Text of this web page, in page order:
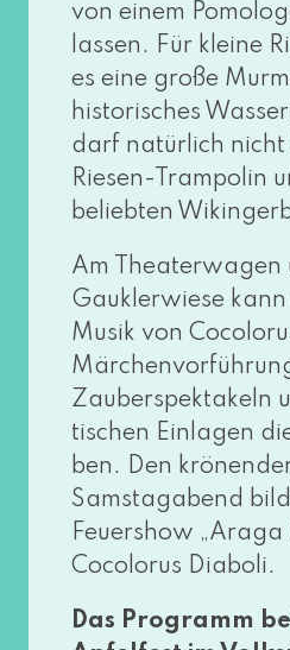
von einem
las­sen. Für klei­ne
es eine gro­ße
his­to­ri­sches
darf natür­lich nicht
Riesen-Trampolin
belieb­ten
Am Theaterwagen
Gauklerwiese
Musik von
Zauberspektakeln
ti­schen Einlagen
ben. Den
Samstagabend
Feuershow „Araga
Cocolorus Diaboli.
Das Programm